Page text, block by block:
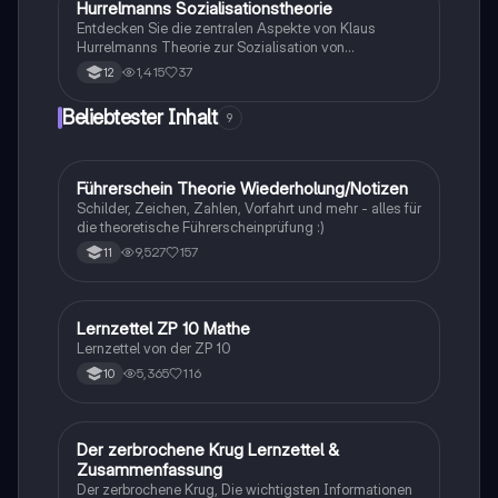
Psychologie.
Pädagogik
Hurrelmanns Sozialisationstheorie
Entdecken Sie die zentralen Aspekte von Klaus
Hurrelmanns Theorie zur Sozialisation von
Jugendlichen. Diese Zusammenfassung behandelt
die 10 Maxime, Entwicklungsaufgaben und die Rolle
von sozialen Instanzen in der Identitätsbildung. Ideal
für Studierende der Sozialwissenschaften und
Herausforderungen der Jugendphase
auseinandersetzen. Typ: Zusammenfassung.
12 1,415 37
Beliebtester Inhalt 9
Lerntipps
Führerschein Theorie Wiederholung/Notizen
Schilder, Zeichen, Zahlen, Vorfahrt und mehr - alles für
die theoretische Führerscheinprüfung :)
11 9,527 157
Mathe
Lernzettel ZP 10 Mathe
Lernzettel von der ZP 10
10 5,365 116
Deutsch
Der zerbrochene Krug Lernzettel &
Zusammenfassung
Der zerbrochene Krug, Die wichtigsten Informationen